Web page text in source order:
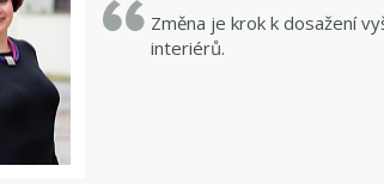
Změna je krok k dosažení
interiérů.